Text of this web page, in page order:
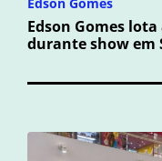
Edson Gomes
durante show em